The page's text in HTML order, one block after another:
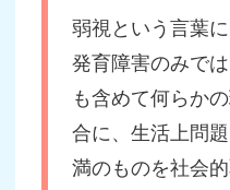
弱視という言葉
発育障害のみで
も含めて何らか
合に、生活上問
満のものを社会